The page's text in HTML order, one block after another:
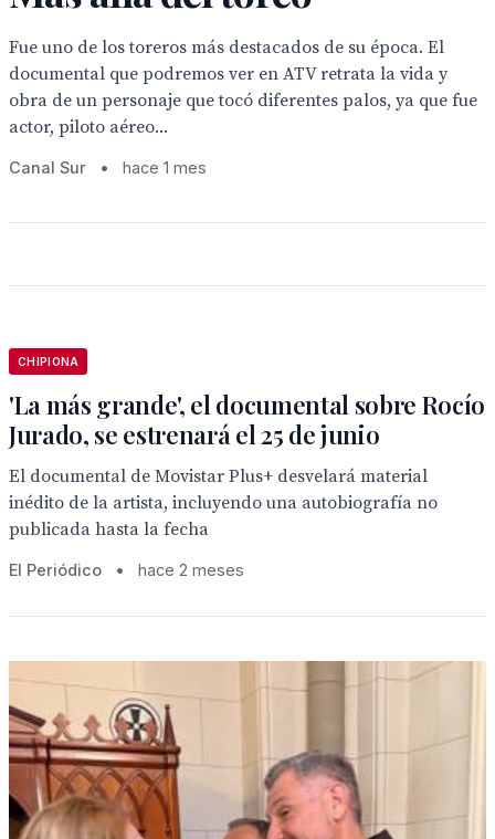
Fue uno de los toreros más destacados de su época. El
documental que podremos ver en ATV retrata la vida y
obra de un personaje que tocó diferentes palos, ya que fue
actor, piloto aéreo...
Canal Sur • hace 1 mes
CHIPIONA
'La más grande', el documental sobre Rocío
Jurado, se estrenará el 25 de junio
El documental de Movistar Plus+ desvelará material
inédito de la artista, incluyendo una autobiografía no
publicada hasta la fecha
El Periódico • hace 2 meses